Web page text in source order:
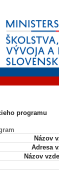
programu
Názov
Adresa
Názov